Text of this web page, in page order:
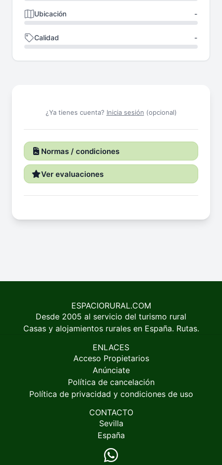
Ubicación -
Calidad -
¿Ya tienes cuenta? Inicia sesión (opcional)
Normas / condiciones
Ver evaluaciones
ESPACIORURAL.COM
Desde 2005 al servicio del turismo rural
Casas y alojamientos rurales en España. Rutas.
ENLACES
Acceso Propietarios
Anúnciate
Política de cancelación
Política de privacidad y condiciones de uso
CONTACTO
Sevilla
España